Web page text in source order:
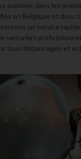
sommes dans les
en Belgique et donc
un service
serruriers
tous dépannages et